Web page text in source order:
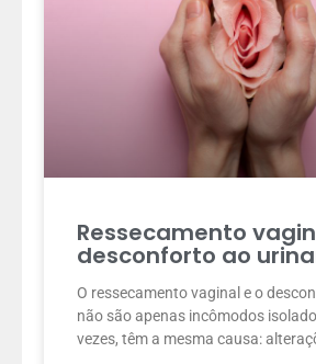
Ressecamento
desconforto ao
O ressecamento vaginal e o
não são apenas incômodos
vezes, têm a mesma causa: